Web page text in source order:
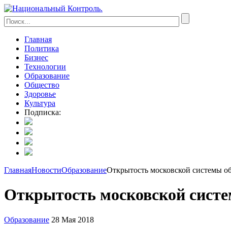
Главная
Политика
Бизнес
Технологии
Образование
Общество
Здоровье
Культура
Подписка:
ГлавнаяНовостиОбразованиеОткрытость московской системы
Открытость московской
Образование 28 Мая 2018